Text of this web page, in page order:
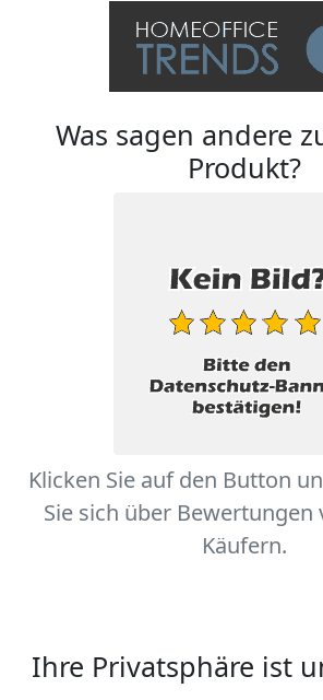
Was sagen andere
Produkt?
Klicken Sie auf den Button
Sie sich über Bewertungen
Käufern.
Ihre Privatsphäre ist